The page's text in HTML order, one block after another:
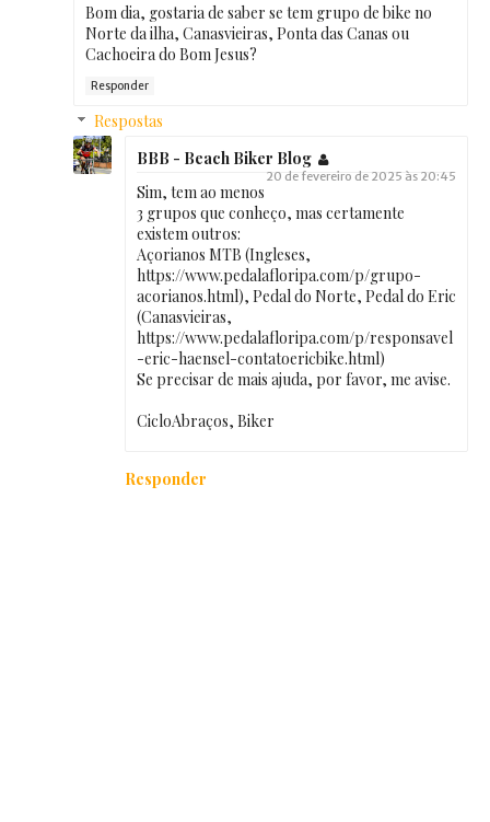
Bom dia, gostaria de saber se tem grupo de bike no
Norte da ilha, Canasvieiras, Ponta das Canas ou
Cachoeira do Bom Jesus?
Responder
Respostas
BBB - Beach Biker Blog
20 de fevereiro de 2025 às 20:45
Sim, tem ao menos
3 grupos que conheço, mas certamente
existem outros:
Açorianos MTB (Ingleses,
https://www.pedalafloripa.com/p/grupo-
acorianos.html), Pedal do Norte, Pedal do Eric
(Canasvieiras,
https://www.pedalafloripa.com/p/responsavel
-eric-haensel-contatoericbike.html)
Se precisar de mais ajuda, por favor, me avise.
CicloAbraços, Biker
Responder